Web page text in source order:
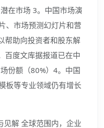
在市场 3。中国市场演
、市场预测幻灯片和营
帮助向投资者和股东解
百度文库据报道已在中
份额（80%）4。中国
板等专业领域仍有增长
见解 全球范围内，企业